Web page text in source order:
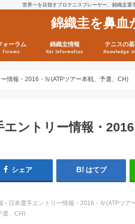
世界一を目指すプロテニスプレーヤー、錦織圭
錦織圭を鼻血
ォーラム
Forums
錦織圭情報
Kei Information
日現在）
点）
テニスの
Knowledge
情報・2016・Ⅳ(ATPツアー本戦、予選、CH)
ントリー情報・
シェア はてブ
› 日本選手エントリー情報・2016・Ⅳ(ATPツア
選、CH)